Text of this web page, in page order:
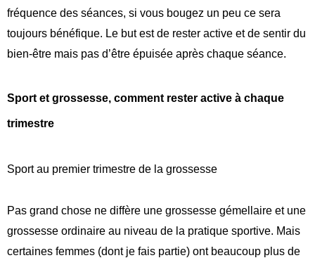
fréquence des séances, si vous bougez un peu ce sera
toujours bénéfique. Le but est de rester active et de sentir du
bien-être mais pas d’être épuisée après chaque séance.
Sport et grossesse, comment rester active à chaque
trimestre
Sport au premier trimestre de la grossesse
Pas grand chose ne diffère une grossesse gémellaire et une
grossesse ordinaire au niveau de la pratique sportive. Mais
certaines femmes (dont je fais partie) ont beaucoup plus de